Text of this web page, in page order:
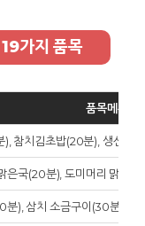
가지 품목
품목메뉴
), 참치김초밥(20분), 생선초
은국(20분), 도미머리 맑은
분), 삼치 소금구이(30분), 전